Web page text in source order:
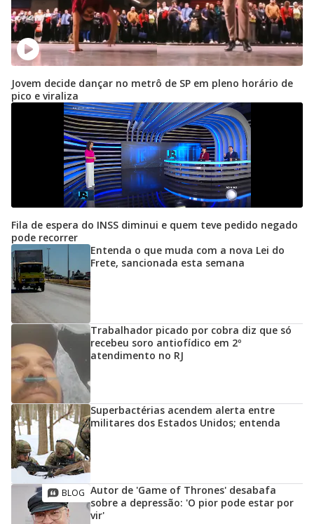
Jovem decide dançar no metrô de SP em pleno horário de
pico e viraliza
Fila de espera do INSS diminui e quem teve pedido negado
pode recorrer
Entenda o que muda com a nova Lei do
Frete, sancionada esta semana
Trabalhador picado por cobra diz que só
recebeu soro antiofídico em 2º
atendimento no RJ
Superbactérias acendem alerta entre
militares dos Estados Unidos; entenda
Autor de 'Game of Thrones' desabafa
sobre a depressão: 'O pior pode estar por
vir'